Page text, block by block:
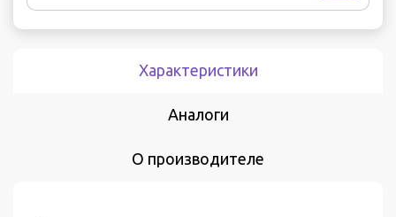
Характеристики
Аналоги
О производителе